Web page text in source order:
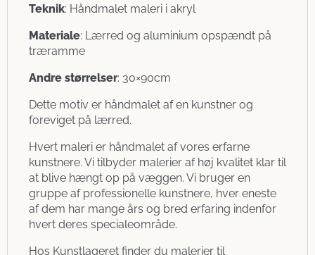
Teknik: Håndmalet maleri i akryl
Materiale: Lærred og aluminium opspændt på
træramme
Andre størrelser: 30×90cm
Dette motiv er håndmalet af en kunstner og
foreviget på lærred.
Hvert maleri er håndmalet af vores erfarne
kunstnere. Vi tilbyder malerier af høj kvalitet klar til
at blive hængt op på væggen. Vi bruger en
gruppe af professionelle kunstnere, hver eneste
af dem har mange års og bred erfaring indenfor
hvert deres specialeområde.
Hos Kunstlageret finder du malerier til